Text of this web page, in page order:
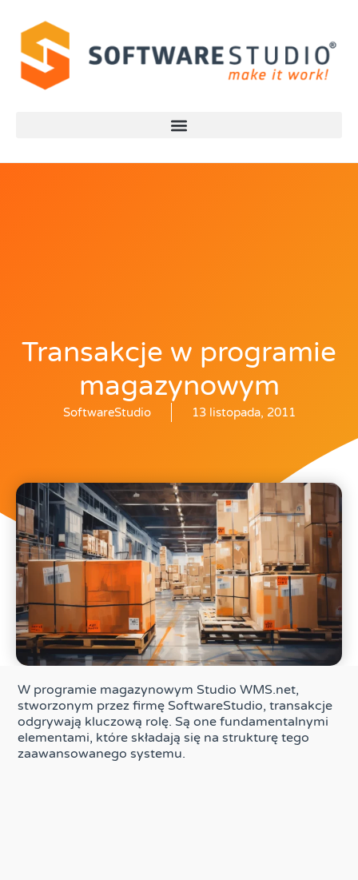
Transakcje w programie
magazynowym
SoftwareStudio 13 listopada, 2011
W programie magazynowym Studio WMS.net,
stworzonym przez firmę SoftwareStudio, transakcje
odgrywają kluczową rolę. Są one fundamentalnymi
elementami, które składają się na strukturę tego
zaawansowanego systemu.